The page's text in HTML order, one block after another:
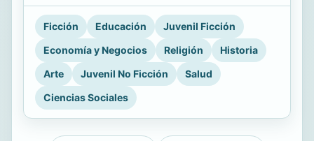
Ficción Educación
Juvenil Ficción
Economía y Negocios
Religión
Historia
Arte
Juvenil No Ficción
Salud
Ciencias Sociales